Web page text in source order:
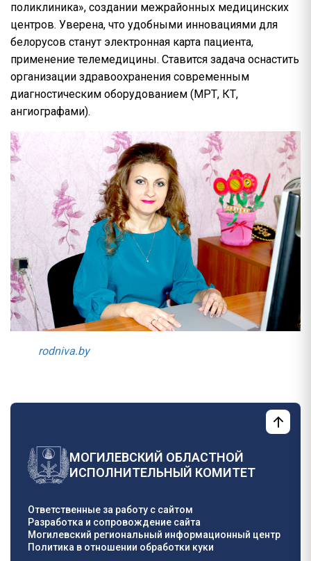
поликлиника», создании межрайонных медицинских
центров. Уверена, что удобными инновациями для
белорусов станут электронная карта пациента,
применение телемедицины. Ставится задача оснастить
организации здравоохранения современным
диагностическим оборудованием (МРТ, КТ,
ангиографами).
rodniva.by
МОГИЛЕВСКИЙ ОБЛАСТНОЙ
ИСПОЛНИТЕЛЬНЫЙ КОМИТЕТ
Ответственные за работу с сайтом
Разработка и сопровождение сайта
Могилевский региональный информационный центр
Политика в отношении обработки куки